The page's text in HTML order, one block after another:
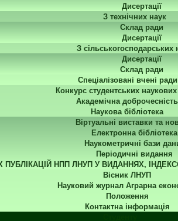
Дисертації
З технічних наук
Склад ради
Дисертації
З сільськогосподарських
Дисертації
Склад ради
Спеціалізовані вчені
Конкурс студентських наукових
Академічна доброчесність
Наукова бібліотека
Віртуальні виставки та
Електронна бібліотека
Наукометричні бази
Періодичні видання
ПУБЛІКАЦІЙ НПП ЛНУП У ВИДАННЯХ,
Вісник ЛНУП
Науковий журнал Аграрна
Положення
Контактна інформація